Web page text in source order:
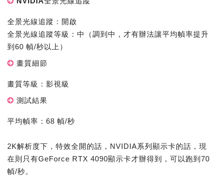
全景光線追蹤：開啟
全景光線追蹤等級：中（調到中，才有辦法讓平均幀率提升
到60 幀/秒以上）
畫質細節
畫質等級：影視級
測試結果
平均幀率：68 幀/秒
2K解析度下，特效全開的話，NVIDIA系列顯示卡的話，現
在則只有GeForce RTX 4090顯示卡才辦得到，可以跑到70
幀/秒。